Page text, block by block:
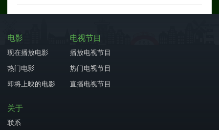
电影
现在播放电影
热门电影
即将上映的电影
电视节目
播放电视节目
热门电视节目
直播电视节目
关于
联系